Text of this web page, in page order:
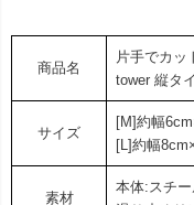
商品名
片手でカッ
tower 縦タ
サイズ
[M]約幅
[L]約幅
素材
本体:スチ